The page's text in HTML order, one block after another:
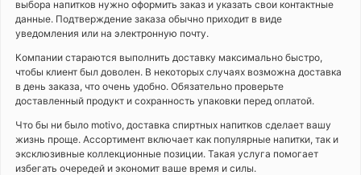
выбора напитков нужно оформить заказ и указать свои контактные
данные. Подтверждение заказа обычно приходит в виде
уведомления или на электронную почту.
Компании стараются выполнить доставку максимально быстро,
чтобы клиент был доволен. В некоторых случаях возможна доставка
в день заказа, что очень удобно. Обязательно проверьте
доставленный продукт и сохранность упаковки перед оплатой.
Что бы ни было motivo, доставка спиртных напитков сделает вашу
жизнь проще. Ассортимент включает как популярные напитки, так и
эксклюзивные коллекционные позиции. Такая услуга помогает
избегать очередей и экономит ваше время и силы.